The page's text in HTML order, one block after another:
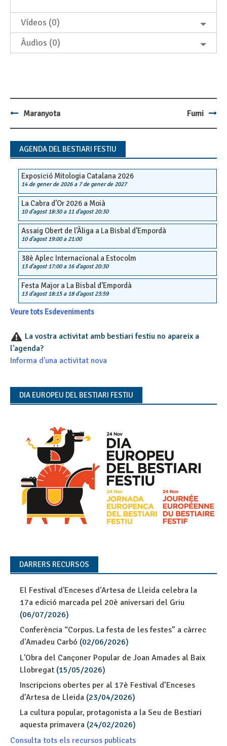
Vídeos (0)
Àudios (0)
Post
navigation
Maranyota Fumi
AGENDA DEL BESTIARI FESTIU
Exposició Mitologia Catalana 2026
14 de gener de 2026a 7 de gener de 2027
La Cabra d’Or 2026 a Moià
10 d'agost 18:30a 11 d'agost 20:30
Assaig Obert de l’Àliga a La Bisbal d’Empordà
10 d'agost 19:00a 21:00
38è Aplec Internacional a Estocolm
13 d'agost 17:00a 16 d'agost 20:30
Festa Major a La Bisbal d’Empordà
13 d'agost 18:15a 18 d'agost 23:59
Veure tots Esdeveniments
La vostra activitat amb bestiari festiu no apareix a
l'agenda?
Informa d'una activitat nova
DIA EUROPEU DEL BESTIARI FESTIU
DARRERS RECURSOS
El Festival d'Enceses d'Artesa de Lleida celebra la
17a edició marcada pel 20è aniversari del Griu
(06/07/2026)
Conferència “Corpus. La festa de les festes” a càrrec
d'Amadeu Carbó (02/06/2026)
L'Obra del Cançoner Popular de Joan Amades al Baix
Llobregat (15/05/2026)
Inscripcions obertes per al 17è Festival d’Enceses
d’Artesa de Lleida (23/04/2026)
La cultura popular, protagonista a la Seu de Bestiari
aquesta primavera (24/02/2026)
Consulta tots els recursos publicats